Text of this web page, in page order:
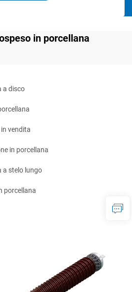
in porcellana
a disco
vendita
in porcellana
a stelo lungo
porcellana